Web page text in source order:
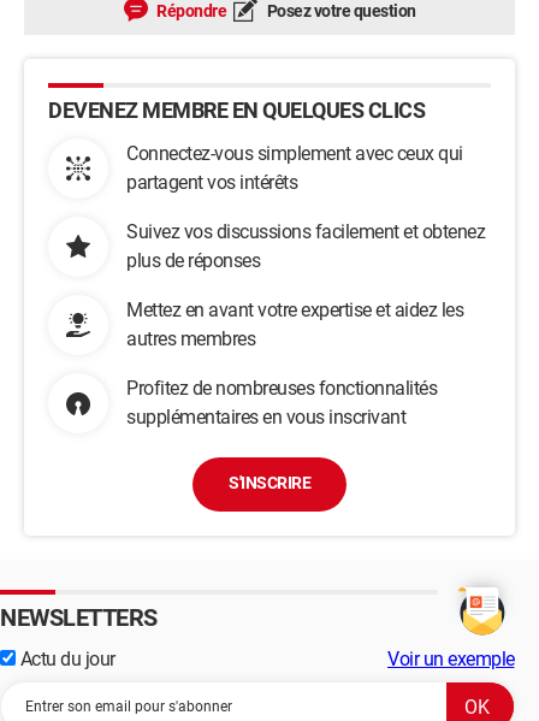
Répondre Posez votre question
DEVENEZ MEMBRE EN QUELQUES CLICS
Connectez-vous simplement avec ceux qui
partagent vos intérêts
Suivez vos discussions facilement et obtenez
plus de réponses
Mettez en avant votre expertise et aidez les
autres membres
Profitez de nombreuses fonctionnalités
supplémentaires en vous inscrivant
S'INSCRIRE
NEWSLETTERS
Actu du jour Voir un exemple